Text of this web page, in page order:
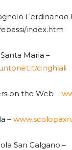
Ferdinando
index.htm
Maria –
cinghiali
on the Web –
–
San Galgano –